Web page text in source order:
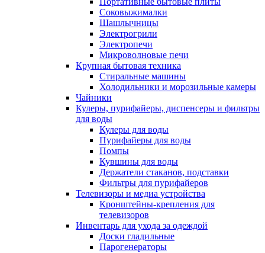
Соковыжималки
Шашлычницы
Электрогрили
Электропечи
Микроволновые печи
Крупная бытовая техника
Стиральные машины
Холодильники и морозильные камеры
Чайники
Кулеры, пурифайеры, диспенсеры и фильтры
для воды
Кулеры для воды
Пурифайеры для воды
Помпы
Кувшины для воды
Держатели стаканов, подставки
Фильтры для пурифайеров
Телевизоры и медиа устройства
Кронштейны-крепления для
телевизоров
Инвентарь для ухода за одеждой
Доски гладильные
Парогенераторы